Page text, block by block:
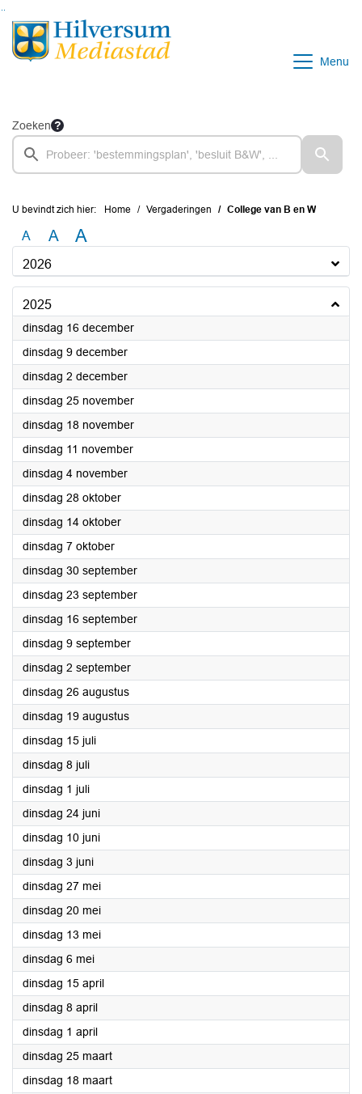
Ga naar de inhoud van deze pagina
Ga naar het zoeken
Menu
Zoeken
U bevindt zich hier: Home Vergaderingen College van B en W
A A A
2026
2025
dinsdag 16 december2025
dinsdag 9 december2025
dinsdag 2 december2025
dinsdag 25 november2025
dinsdag 18 november2025
dinsdag 11 november2025
dinsdag 4 november2025
dinsdag 28 oktober2025
dinsdag 14 oktober2025
dinsdag 7 oktober2025
dinsdag 30 september2025
dinsdag 23 september2025
dinsdag 16 september2025
dinsdag 9 september2025
dinsdag 2 september2025
dinsdag 26 augustus2025
dinsdag 19 augustus2025
dinsdag 15 juli2025
dinsdag 8 juli2025
dinsdag 1 juli2025
dinsdag 24 juni2025
dinsdag 10 juni2025
dinsdag 3 juni2025
dinsdag 27 mei2025
dinsdag 20 mei2025
dinsdag 13 mei2025
dinsdag 6 mei2025
dinsdag 15 april2025
dinsdag 8 april2025
dinsdag 1 april2025
dinsdag 25 maart2025
dinsdag 18 maart2025